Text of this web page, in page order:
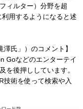
ィルター）分野を超
用するようになると述
氏」）のコメント】
Goなどのエンターテイ
を後押ししています。
技術を使って検索や入